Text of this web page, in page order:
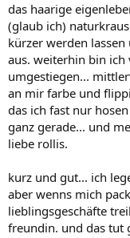
das haarige
(glaub ich)
kürzer werden
aus. weiterhin bin
umgestiegen...
an mir farbe und
das ich fast nur
ganz gerade... und
liebe rollis.
kurz und gut... ich
aber wenns mich
lieblingsgeschäfte
freundin. und das tut